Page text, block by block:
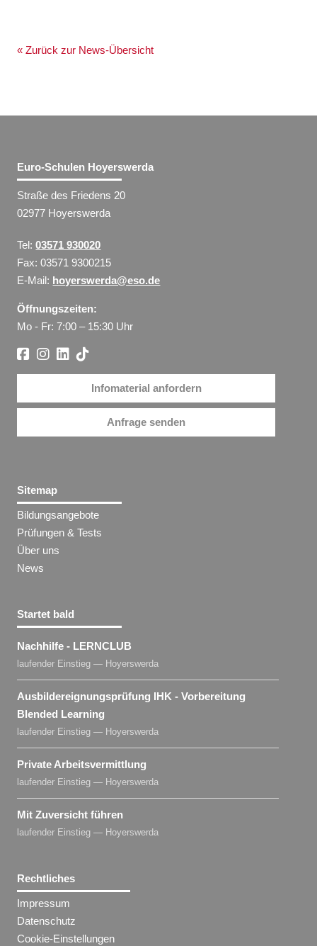
« Zurück zur News-Übersicht
Euro-Schulen Hoyerswerda
Straße des Friedens 20
02977 Hoyerswerda
Tel:03571 930020
Fax: 03571 9300215
E-Mail: hoyerswerda@eso.de
Öffnungszeiten:
Mo - Fr: 7:00 – 15:30 Uhr
Infomaterial anfordern
Anfrage senden
Sitemap
Bildungsangebote
Prüfungen & Tests
Über uns
News
Startet bald
Nachhilfe - LERNCLUB
laufender Einstieg — Hoyerswerda
Ausbildereignungsprüfung IHK - Vorbereitung
Blended Learning
laufender Einstieg — Hoyerswerda
Private Arbeitsvermittlung
laufender Einstieg — Hoyerswerda
Mit Zuversicht führen
laufender Einstieg — Hoyerswerda
Rechtliches
Impressum
Datenschutz
Cookie-Einstellungen